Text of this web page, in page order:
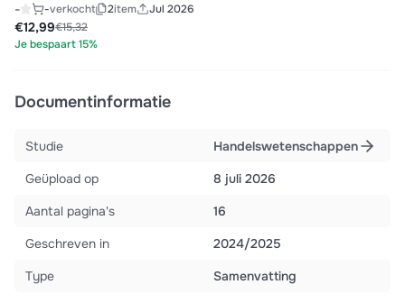
- -verkocht 2item
Jul 2026
€15,32
€12,99
Je bespaart 15%
Documentinformatie
Studie
Handelswetenschappen
Geüpload op
8 juli 2026
Aantal pagina's
16
Geschreven in
2024/2025
Type
Samenvatting